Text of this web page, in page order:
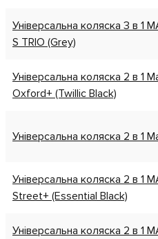
Універсальна коляска 3 в 1
S TRIO (Grey)
Універсальна коляска 2 в 1
Oxford+ (Twillic Black)
Універсальна коляска 2 в 1
Універсальна коляска 2 в 1
Street+ (Essential Black)
Універсальна коляска 2 в 1